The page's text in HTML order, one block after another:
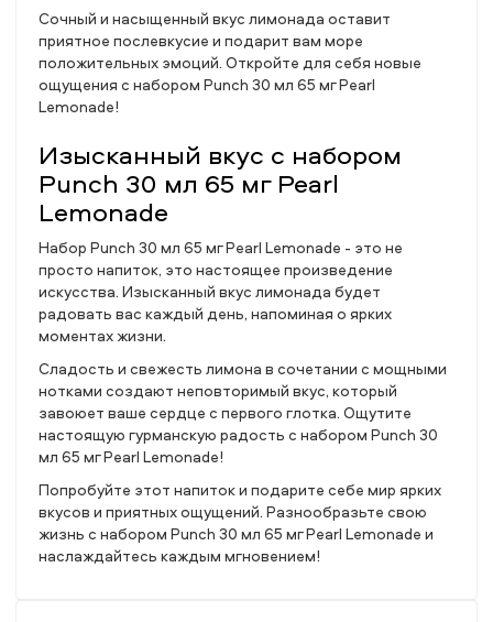
Сочный и насыщенный вкус лимонада оставит
приятное послевкусие и подарит вам море
положительных эмоций. Откройте для себя новые
ощущения с набором Punch 30 мл 65 мг Pearl
Lemonade!
Изысканный вкус с набором
Punch 30 мл 65 мг Pearl
Lemonade
Набор Punch 30 мл 65 мг Pearl Lemonade - это не
просто напиток, это настоящее произведение
искусства. Изысканный вкус лимонада будет
радовать вас каждый день, напоминая о ярких
моментах жизни.
Сладость и свежесть лимона в сочетании с мощными
нотками создают неповторимый вкус, который
завоюет ваше сердце с первого глотка. Ощутите
настоящую гурманскую радость с набором Punch 30
мл 65 мг Pearl Lemonade!
Попробуйте этот напиток и подарите себе мир ярких
вкусов и приятных ощущений. Разнообразьте свою
жизнь с набором Punch 30 мл 65 мг Pearl Lemonade и
наслаждайтесь каждым мгновением!